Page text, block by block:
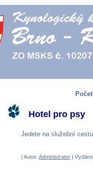
Hotel pro psy
Jedete na služební
| Autor: Administrator |